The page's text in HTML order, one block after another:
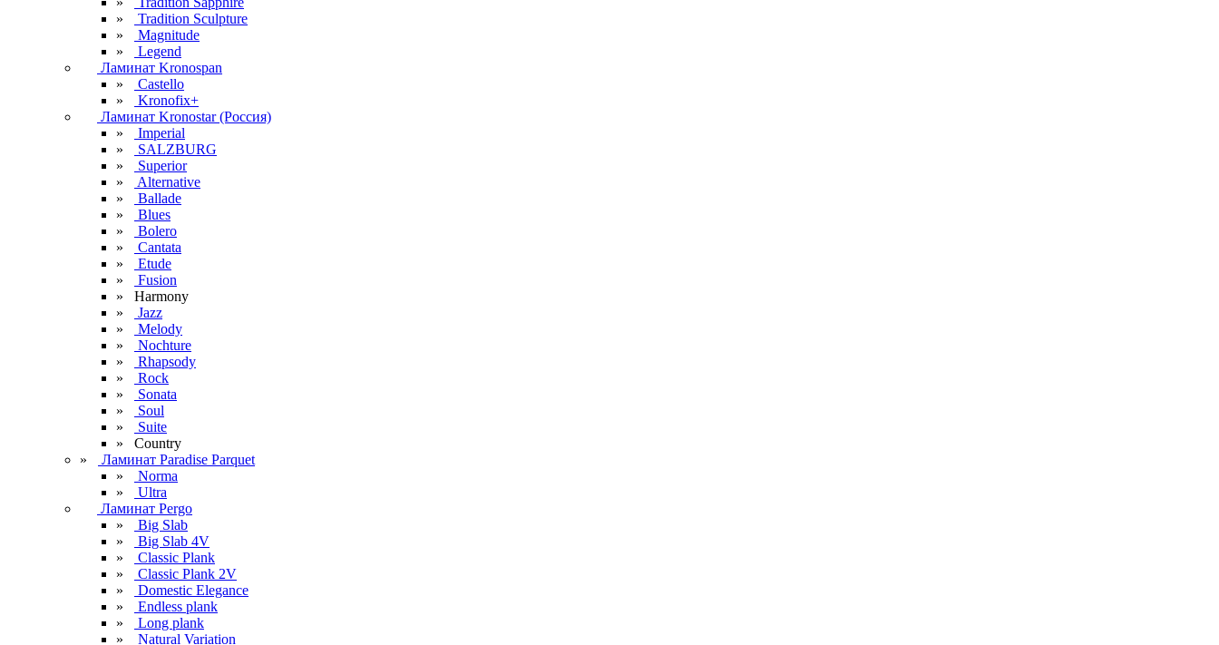
»
Tradition Sculpture
»
Magnitude
»
Legend
Ламинат Kronospan
»
Castello
»
Kronofix+
Ламинат Kronostar (Россия)
»
Imperial
»
SALZBURG
»
Superior
»
Alternative
»
Ballade
»
Blues
»
Bolero
»
Cantata
»
Etude
»
Fusion
» Harmony
»
Jazz
»
Melody
»
Nochture
»
Rhapsody
»
Rock
»
Sonata
»
Soul
»
Suite
» Сountry
»
Ламинат Paradise Parquet
»
Norma
»
Ultra
Ламинат Pergo
»
Big Slab
»
Big Slab 4V
»
Classic Plank
»
Classic Plank 2V
»
Domestic Elegance
»
Endless plank
»
Long plank
»
Natural Variation